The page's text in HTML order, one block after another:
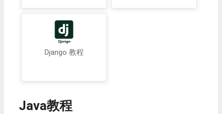
Django 教程
Java教程